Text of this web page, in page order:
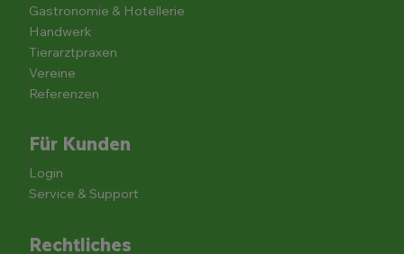
Gastronomie & Hotellerie
Handwerk
Tierarztpraxen
Vereine
Referenzen
Für Kunden
Login
Service & Support
Rechtliches